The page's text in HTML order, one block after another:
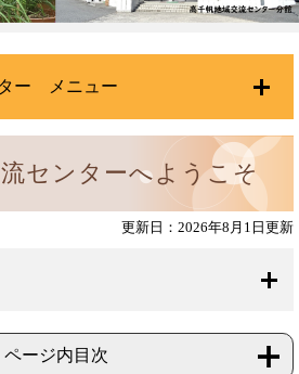
センターへようこそ
更新日：2026年8月1日更新
ページ内目次
ー メニュー